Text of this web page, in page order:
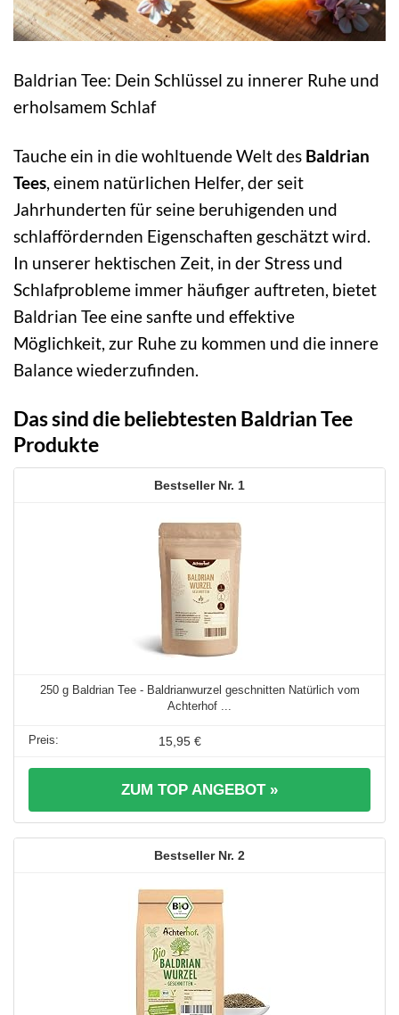
Baldrian Tee: Dein Schlüssel zu innerer Ruhe und
erholsamem Schlaf
Tauche ein in die wohltuende Welt des Baldrian
Tees , einem natürlichen Helfer, der seit
Jahrhunderten für seine beruhigenden und
schlaffördernden Eigenschaften geschätzt wird.
In unserer hektischen Zeit, in der Stress und
Schlafprobleme immer häufiger auftreten, bietet
Baldrian Tee eine sanfte und effektive
Möglichkeit, zur Ruhe zu kommen und die innere
Balance wiederzufinden.
Das sind die beliebtesten Baldrian Tee
Produkte
1
250 g Baldrian Tee - Baldrianwurzel geschnitten Natürlich vom
Achterhof ...
15,95 €
ZUM TOP ANGEBOT »
2